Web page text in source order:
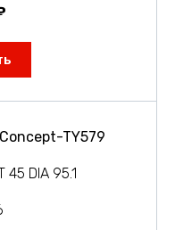
TY579
45 DIA 95.1